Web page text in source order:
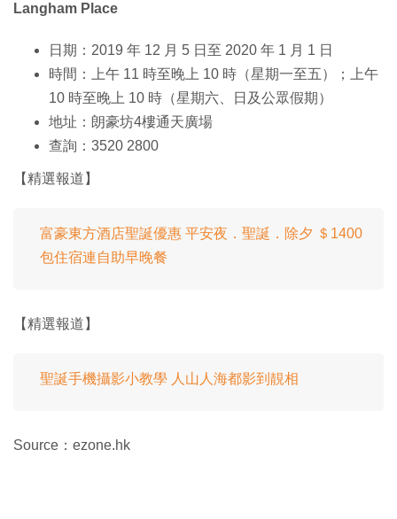
Langham Place
日期：2019 年 12 月 5 日至 2020 年 1 月 1 日
時間：上午 11 時至晚上 10 時（星期一至五）；上午
10 時至晚上 10 時（星期六、日及公眾假期）
地址：朗豪坊4樓通天廣場
查詢：3520 2800
【精選報道】
富豪東方酒店聖誕優惠 平安夜．聖誕．除夕 ＄1400
包住宿連自助早晚餐
【精選報道】
聖誕手機攝影小教學 人山人海都影到靚相
Source：ezone.hk